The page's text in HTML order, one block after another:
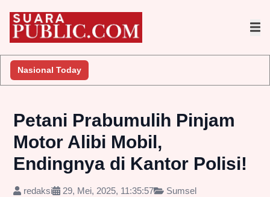
Nasional Today
Petani Prabumulih Pinjam
Motor Alibi Mobil,
Endingnya di Kantor Polisi!
redaksi 29, Mei, 2025, 11:35:57 Sumsel